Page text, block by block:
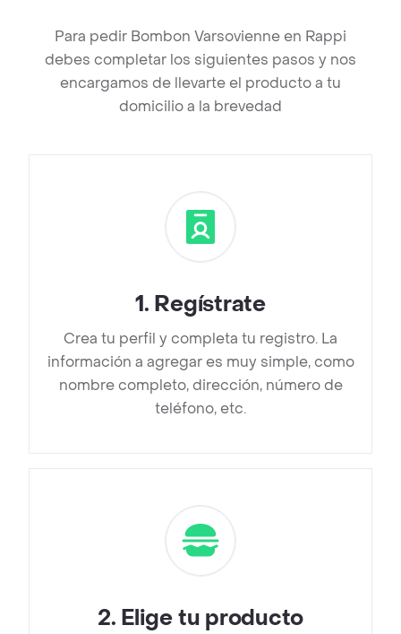
Para pedir Bombon Varsovienne en Rappi
debes completar los siguientes pasos y nos
encargamos de llevarte el producto a tu
domicilio a la brevedad
1. Regístrate
Crea tu perfil y completa tu registro. La
información a agregar es muy simple, como
nombre completo, dirección, número de
teléfono, etc.
2. Elige tu producto